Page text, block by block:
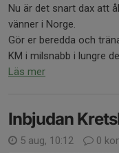
Nu är det snart dax att
vänner i Norge.
Gör er beredda och
KM i milsnabb i lungre
Läs mer
Inbjudan
5 aug, 10:12 0